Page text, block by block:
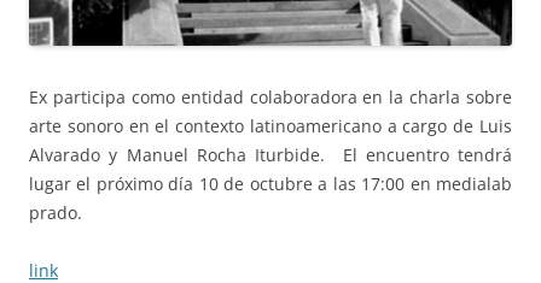
Ex participa como entidad colaboradora en la charla sobre
arte sonoro en el contexto latinoamericano a cargo de Luis
Alvarado y Manuel Rocha Iturbide. El encuentro tendrá
lugar el próximo día 10 de octubre a las 17:00 en medialab
prado.
link